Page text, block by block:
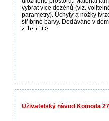
vybrat více dezénů (viz.
parametry). Úchyty a nožky
stříbrné barvy. Dodáváno v
Uživatelský návod Komoda